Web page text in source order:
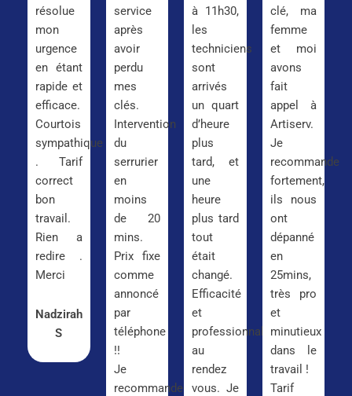
résolue
mon
urgence
en étant
rapide et
efficace.
Courtois
sympathique
. Tarif
correct
bon
travail.
Rien a
redire .
Merci
Nadzirah
S
service
après
avoir
perdu
mes
clés.
Intervention
du
serrurier
en
moins
de 20
mins.
Prix fixe
comme
annoncé
par
téléphone
!!
Je
recommande
à 11h30,
les
techniciens
sont
arrivés
un quart
d’heure
plus
tard, et
une
heure
plus tard
tout
était
changé.
Efficacité
et
professionnalisme
au
rendez
vous. Je
clé, ma
femme
et moi
avons
fait
appel à
Artiserv.
Je
recommande
fortement,
ils nous
ont
dépanné
en
25mins,
très pro
et
minutieux
dans le
travail !
Tarif